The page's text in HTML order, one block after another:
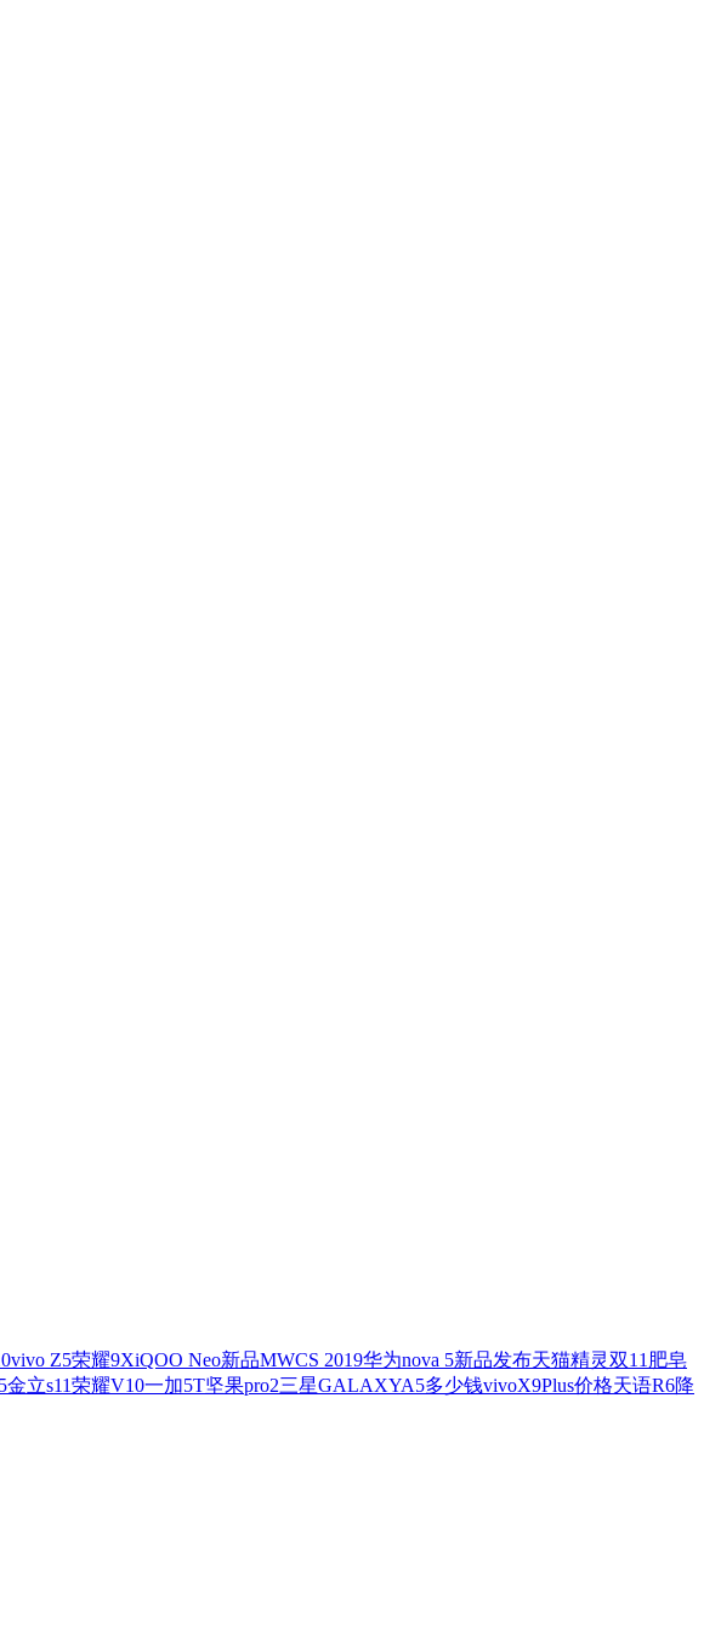
vivo Z5荣耀9XiQOO Neo新品MWCS 2019华为nova 5新品发布天猫精灵双11肥皂
金立s11荣耀V10一加5T坚果pro2三星GALAXYA5多少钱vivoX9Plus价格天语R6降